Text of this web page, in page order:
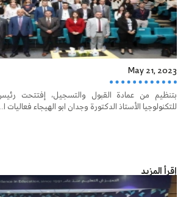
May 21, 2023
بتنظيم من عمادة القبول والتسجيل، إفتتحت
للتكنولوجيا الأستاذ الدكتورة وجدان ابو الهيجاء فعاليات
إقرأ المزيد